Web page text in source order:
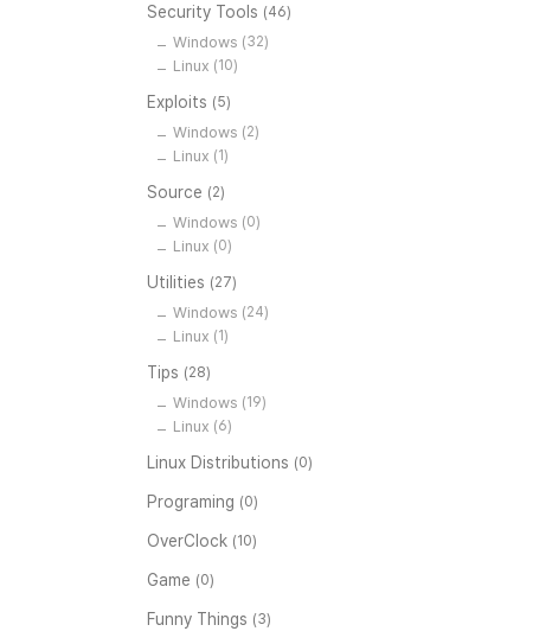
Security Tools (46)
Windows (32)
Linux (10)
Exploits (5)
Windows (2)
Linux (1)
Source (2)
Windows (0)
Linux (0)
Utilities (27)
Windows (24)
Linux (1)
Tips (28)
Windows (19)
Linux (6)
Linux Distributions (0)
Programing (0)
OverClock (10)
Game (0)
Funny Things (3)